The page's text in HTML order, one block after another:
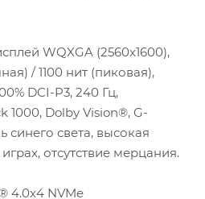
WQXGA (2560x1600),
/ 1100 нит (пиковая),
DCI-P3, 240 Гц,
1000, Dolby Vision®, G-
синего света, высокая
отсутствие мерцания.
4.0x4 NVMe